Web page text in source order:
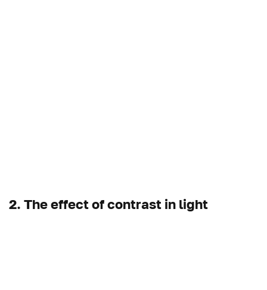
2. The effect of contrast in light